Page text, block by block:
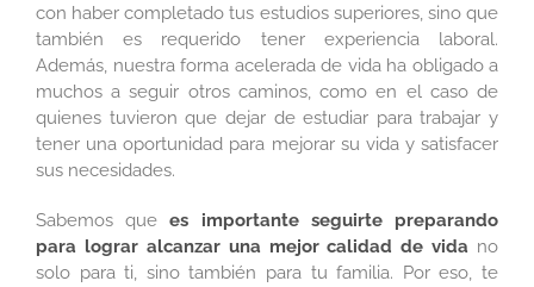
con haber completado tus estudios superiores, sino que
también es requerido tener experiencia laboral.
Además, nuestra forma acelerada de vida ha obligado a
muchos a seguir otros caminos, como en el caso de
quienes tuvieron que dejar de estudiar para trabajar y
tener una oportunidad para mejorar su vida y satisfacer
sus necesidades.
Sabemos quees importante seguirte preparando
para lograr alcanzar una mejor calidad de vida no
solo para ti, sino también para tu familia. Por eso, te